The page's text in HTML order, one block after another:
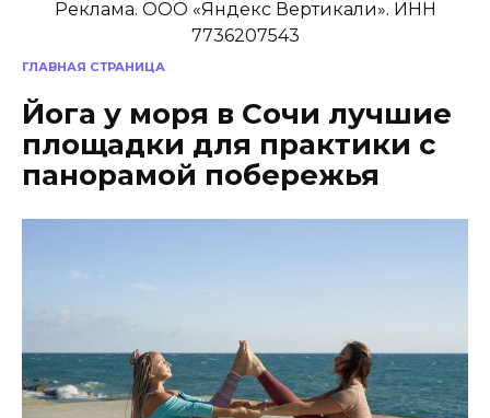
Реклама. ООО «Яндекс Вертикали». ИНН
7736207543
ГЛАВНАЯ СТРАНИЦА
Йога у моря в Сочи лучшие
площадки для практики с
панорамой побережья